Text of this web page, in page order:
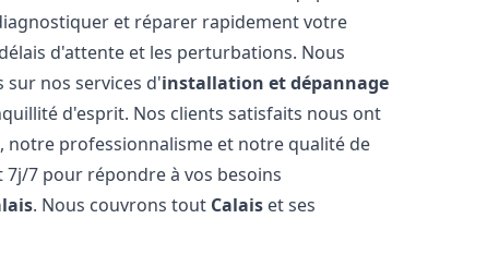
et réparer rapidement votre
d'attente et les perturbations. Nous
nos services d'installation et dépannage
d'esprit. Nos clients satisfaits nous ont
professionnalisme et notre qualité de
7 pour répondre à vos besoins
. Nous couvrons tout Calais et ses